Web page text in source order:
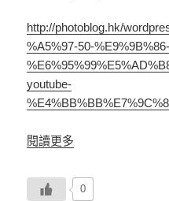
http://photoblog.hk/
%A5%97-50-
youtube-
閱讀更多
0